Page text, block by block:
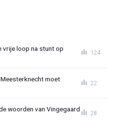
vrije loop na stunt op
124
moet
22
woorden van Vingegaard
28